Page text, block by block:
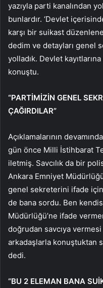
yazıyla parti kanalından
bunlardır. ‘Devlet
karşı bir suikast
dedim ve detayları genel
yolladık. Devlet
konuştu.
“PARTİMİZİN GENEL
ÇAĞIRDILAR”
Açıklamalarının
gün önce Milli İstihbarat
iletmiş. Savcılık da bir
Ankara Emniyet
genel sekreterini ifade için
de bana sordu. Ben
Müdürlüğü’ne ifade
doğrudan savcıya
arkadaşlarla konuştuktan
dedi.
“BU 2 ELEMAN BANA